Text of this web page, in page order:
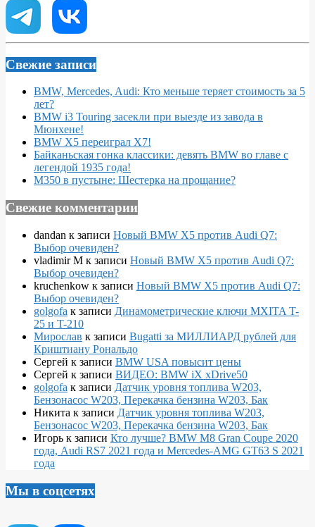
Свежие записи
BMW, Mercedes, Audi: Кто меньше теряет стоимость за 5
лет?
BMW i3 Touring засекли при выезде из завода в
Мюнхене!
BMW X5 переиграл X7!
Байканьская гонка классики: девять BMW во главе с
легендой 1935 года!
M350 в пустыне: Шестерка на прощание?
Свежие комментарии
dandan к записи Новый BMW X5 против Audi Q7:
Выбор очевиден?
vladimir M к записи Новый BMW X5 против Audi Q7:
Выбор очевиден?
kruchenkow к записи Новый BMW X5 против Audi Q7:
Выбор очевиден?
golgofa к записи Динамометрические ключи MXITA T-
25 и T-210
Мирослав к записи Bugatti за МИЛЛИАРД рублей для
Криштиану Рональдо
Сергей к записи BMW USA повысит цены
Сергей к записи ВИДЕО: BMW iX xDrive50
golgofa к записи Датчик уровня топлива W203,
Бензонасос W203, Перекачка бензина W203, Бак
Никита к записи Датчик уровня топлива W203,
Бензонасос W203, Перекачка бензина W203, Бак
Игорь к записи Кто лучше? BMW M8 Gran Coupe 2020
года, Audi RS7 2021 года и Mercedes-AMG GT63 S 2021
года
Мы в соцсетях